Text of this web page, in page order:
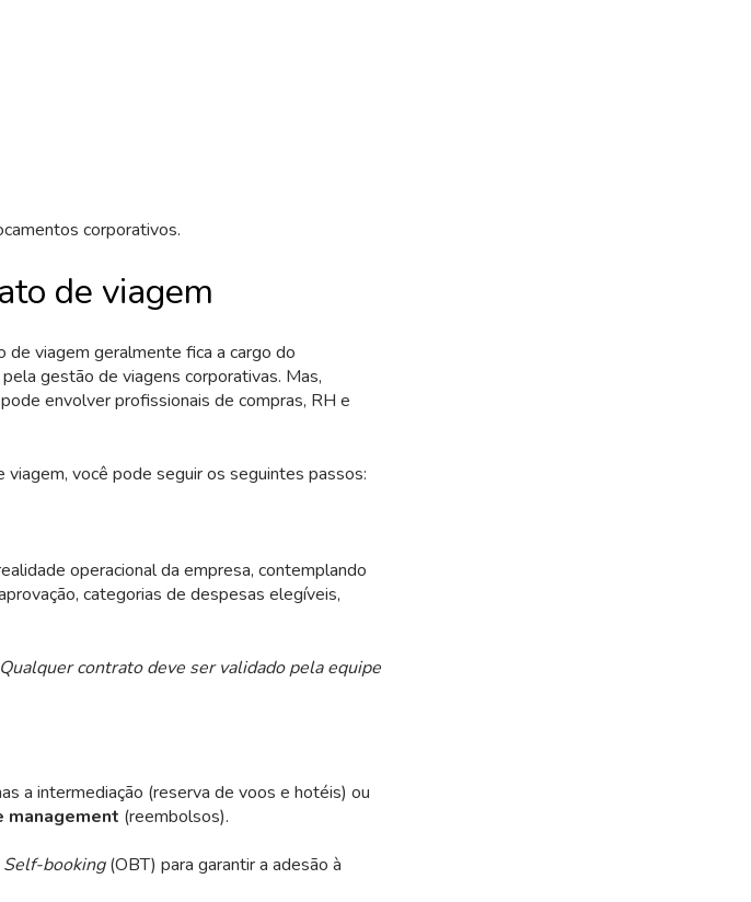
corporativos.
de viagem
viagem geralmente fica a cargo do
gestão de viagens corporativas. Mas,
envolver profissionais de compras, RH e
você pode seguir os seguintes passos:
operacional da empresa, contemplando
categorias de despesas elegíveis,
contrato deve ser validado pela equipe
a intermediação (reserva de voos e hotéis) ou
management (reembolsos).
Self-booking(OBT) para garantir a adesão à